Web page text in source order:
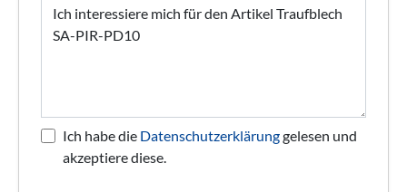
Ich habe die Datenschutzerklärunggelesen und
akzeptiere diese.